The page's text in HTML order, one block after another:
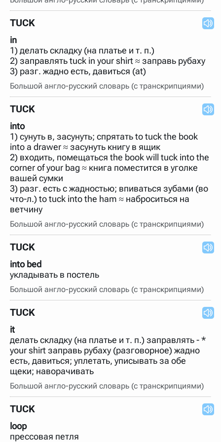
TUCK
in
1) делать складку (на платье и т. п.)
2) заправлять tuck in your shirt ≈ заправь рубаху
3) разг. жадно есть, давиться (at)
Большой англо-русский словарь (с транскрипциями)
TUCK
into
1) сунуть в, засунуть; спрятать to tuck the book
into a drawer ≈ засунуть книгу в ящик
2) входить, помещаться the book will tuck into the
corner of your bag ≈ книга поместится в уголке
вашей сумки
3) разг. есть с жадностью; впиваться зубами (во
что-л.) to tuck into the ham ≈ наброситься на
ветчину
Большой англо-русский словарь (с транскрипциями)
TUCK
into bed
укладывать в постель
Большой англо-русский словарь (с транскрипциями)
TUCK
it
делать складку (на платье и т. п.) заправлять - *
your shirt заправь рубаху (разговорное) жадно
есть, давиться; уплетать, уписывать за обе
щеки; наворачивать
Большой англо-русский словарь (с транскрипциями)
TUCK
loop
прессовая петля